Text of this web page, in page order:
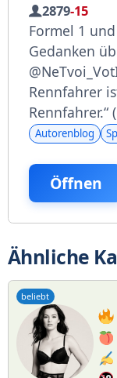
2879-15
Formel 1
Gedanken
Rennfahrer
Rennfahrer.“
Autorenblog
Öffnen
Ähnliche
beliebt